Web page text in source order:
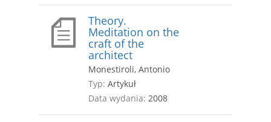
Theory.
Meditation on the
craft of the
architect
Monestiroli, Antonio
Typ: Artykuł
Data wydania: 2008